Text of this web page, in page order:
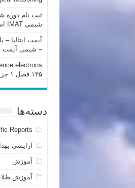
شیمی IMAT استاد نباتی
– شیمی آیمت
۱۳۵ فصل ۱ جزوه N-Chem – شیمی آیمت نباتی
دسته‌ها
Reports
آرایشی
آموزش
آموزش